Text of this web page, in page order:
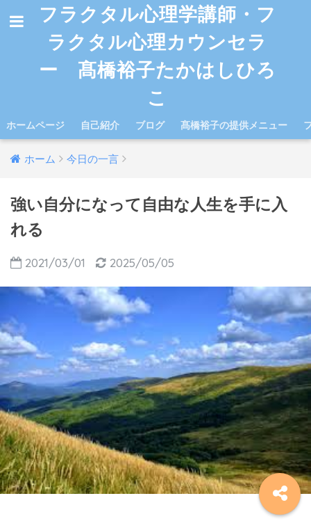
フラクタル心理学講師・フ
ラクタル心理カウンセラ
ー 髙橋裕子たかはしひろ
こ
ホームページ 自己紹介 ブログ 髙橋裕子の提供メニュー
ホーム 今日の一言
強い自分になって自由な人生を手に入
れる
2021/03/01 2025/05/05